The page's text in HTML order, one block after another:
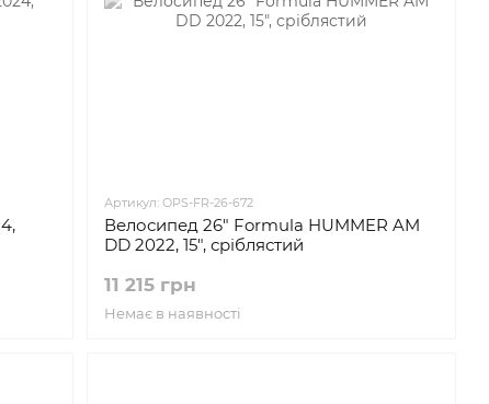
Артикул: OPS-FR-26-672
Велосипед 26" Formula HUMMER AM
DD 2022, 15", сріблястий
11 215 грн
Немає в наявності